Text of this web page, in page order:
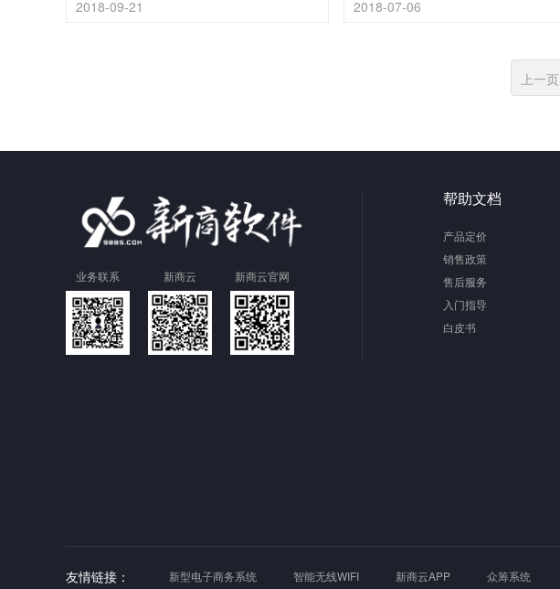
2018-09-21 2018-07-06
上一页
业务联系 新商云 新商云官网
帮助文档
产品定价
销售政策
售后服务
入门指导
白皮书
友情链接： 新型电子商务系统 智能无线WIFI 新商云APP 众筹系统